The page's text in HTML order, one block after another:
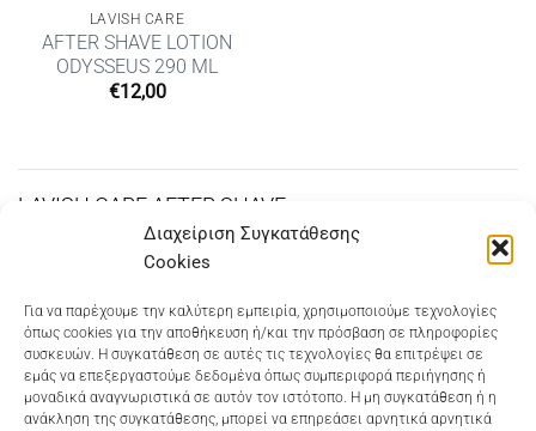
Διαχείριση Συγκατάθεσης
Cookies
Για να παρέχουμε την καλύτερη εμπειρία, χρησιμοποιούμε τεχνολογίες
όπως cookies για την αποθήκευση ή/και την πρόσβαση σε πληροφορίες
συσκευών. Η συγκατάθεση σε αυτές τις τεχνολογίες θα επιτρέψει σε
εμάς να επεξεργαστούμε δεδομένα όπως συμπεριφορά περιήγησης ή
μοναδικά αναγνωριστικά σε αυτόν τον ιστότοπο. Η μη συγκατάθεση ή η
ανάκληση της συγκατάθεσης, μπορεί να επηρεάσει αρνητικά αρνητικά
LAVISH CARE
AFTER SHAVE LOTION
ODYSSEUS 290 ML
€12,00
LAVISH CARE AFTER SHAVE
Dioni Hair Care, Ζυμβρακάκηδων 33, τηλ 28210
91906
Dioni Hair Spa, Κ. Σφακιανάκη 5, τηλ 28210 94712